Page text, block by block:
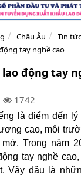
Châu Âu
Tin tức
tay nghề cao
động tay
1742
là điểm đến
cao, môi
Trong năm
tay nghề
Vậy đâu là